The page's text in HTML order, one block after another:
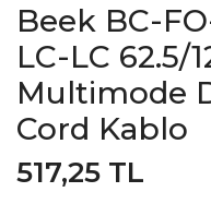
Beek BC-
LC-LC 62.5/
Multimode
Cord Kablo
517,25 TL